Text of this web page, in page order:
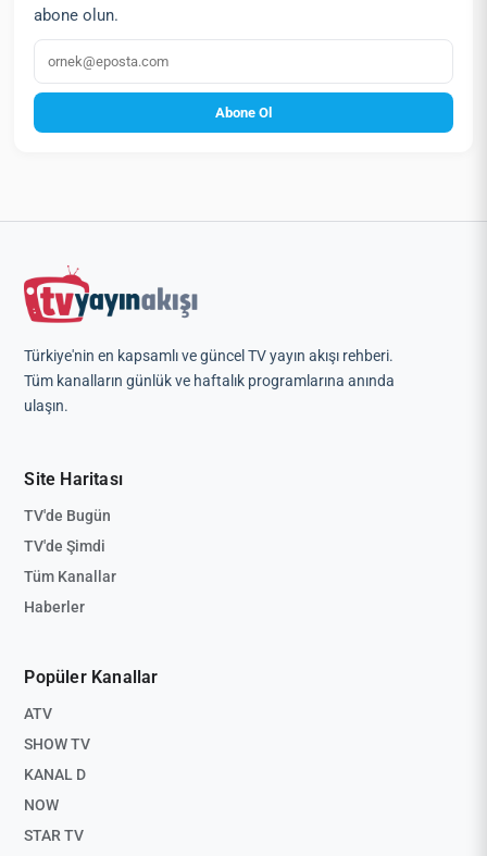
abone olun.
E‑posta
Abone Ol
Türkiye'nin en kapsamlı ve güncel TV yayın akışı rehberi.
Tüm kanalların günlük ve haftalık programlarına anında
ulaşın.
Site Haritası
TV'de Bugün
TV'de Şimdi
Tüm Kanallar
Haberler
Popüler Kanallar
ATV
SHOW TV
KANAL D
NOW
STAR TV